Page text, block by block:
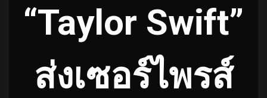
“Taylor Swift”
ส่งเซอร์ไพรส์